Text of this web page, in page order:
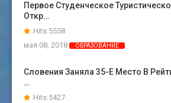
Первое Студенческое
Откр…
Hits:5558
мая 08, 2018
ОБРАЗОВАНИЕ
Словения Заняла 35-Е Место В
…
Hits:5427